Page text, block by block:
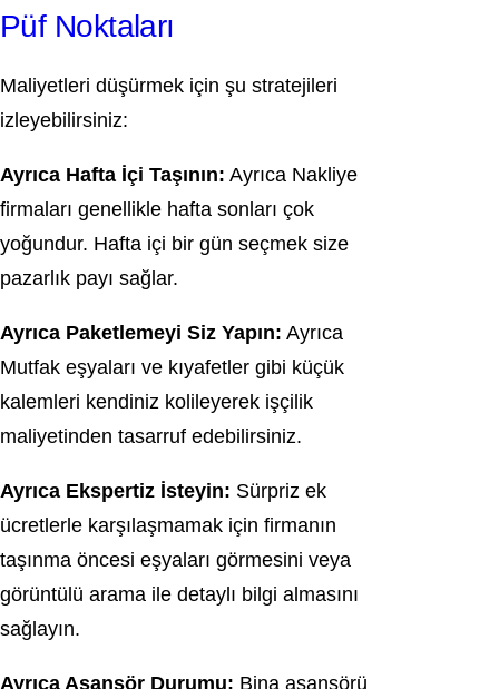
Püf Noktaları
Maliyetleri düşürmek için şu stratejileri
izleyebilirsiniz:
Ayrıca Hafta İçi Taşının: Ayrıca Nakliye
firmaları genellikle hafta sonları çok
yoğundur. Hafta içi bir gün seçmek size
pazarlık payı sağlar.
Ayrıca Paketlemeyi Siz Yapın: Ayrıca
Mutfak eşyaları ve kıyafetler gibi küçük
kalemleri kendiniz kolileyerek işçilik
maliyetinden tasarruf edebilirsiniz.
Ayrıca Ekspertiz İsteyin: Sürpriz ek
ücretlerle karşılaşmamak için firmanın
taşınma öncesi eşyaları görmesini veya
görüntülü arama ile detaylı bilgi almasını
sağlayın.
Ayrıca Asansör Durumu: Bina asansörü